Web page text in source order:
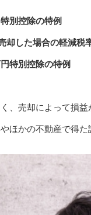
別控除の特例
却した場合の軽減税
特別控除の特例
、売却によって損
ほかの不動産で得